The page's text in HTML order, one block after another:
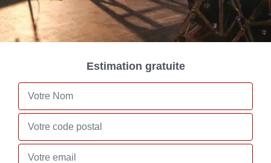
Estimation gratuite